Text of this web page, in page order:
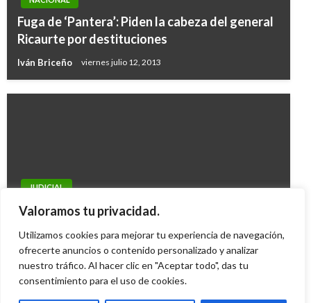
Valoramos tu privacidad.
Utilizamos cookies para mejorar tu experiencia de navegación,
ofrecerte anuncios o contenido personalizado y analizar
nuestro tráfico. Al hacer clic en "Aceptar todo", das tu
consentimiento para el uso de cookies.
Fuga de ‘Pantera’: Piden la cabeza del general
Ricaurte por destituciones
Iván Briceño viernes julio 12, 2013
JUDICIAL
Aseguran abogada del ISS por presunto
Iván Briceño miércoles octubre 28, 2009